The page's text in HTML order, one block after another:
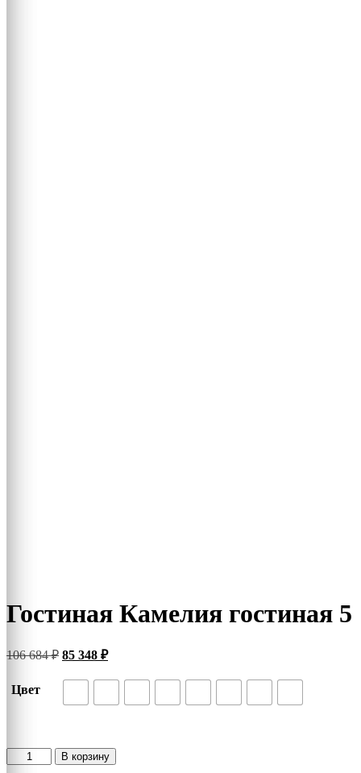
Гостиная Камелия гостиная 5
106 684₽ Первоначальная
составляла
85 348 ₽Текущая
85
Цвет
Количество
товара
В корзину